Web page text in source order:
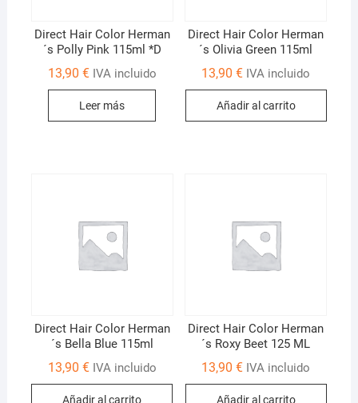
Direct Hair Color Herman
´s Polly Pink 115ml *D
13,90 € IVA incluido
Leer más
Direct Hair Color Herman
´s Olivia Green 115ml
13,90€ IVA incluido
Añadir al carrito
Direct Hair Color Herman
´s Bella Blue 115ml
13,90 € IVA incluido
Añadir al carrito
Direct Hair Color Herman
´s Roxy Beet 125 ML
13,90€ IVA incluido
Añadir al carrito